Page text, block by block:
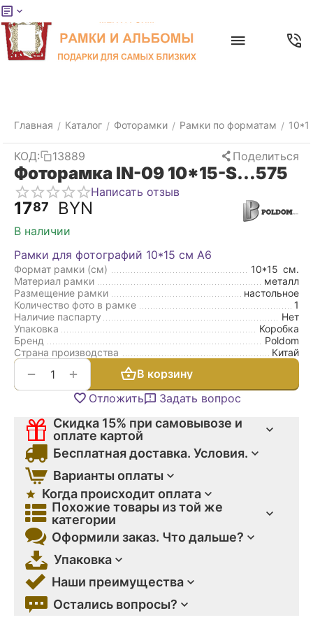
Главная / Каталог / Фоторамки / Рамки по форматам /
КОД: 13889 Поделиться
Фоторамка IN-09 10*15-S…575
Написать отзыв
1787 BYN
В наличии
Рамки для фотографий 10*15 см А6
Формат рамки (см) 10*15 см.
Материал рамки
металл
Размещение рамки
настольное
Количество фото в рамке
1
Наличие паспарту
Нет
Упаковка
Коробка
Бренд
Poldom
Страна производства
Китай
+
−
В корзину
Отложить
Задать вопрос
Скидка 15% при самовывозе и
оплате картой
Бесплатная доставка. Условия.
Варианты оплаты
Когда происходит оплата
Похожие товары из той же
категории
Оформили заказ. Что дальше?
Упаковка
Наши преимущества
Остались вопросы?
Меню
товары